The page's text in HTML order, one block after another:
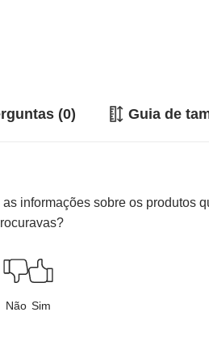
(0) Guia de
informações sobre os produtos
Não Sim